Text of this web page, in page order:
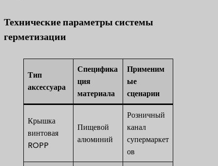
Технические параметры системы
герметизации
Тип
аксессуара
Специфика
ция
материала
Применим
ые
сценарии
Крышка
винтовая
ROPP
Пищевой
алюминий
Розничный
канал
супермаркет
ов